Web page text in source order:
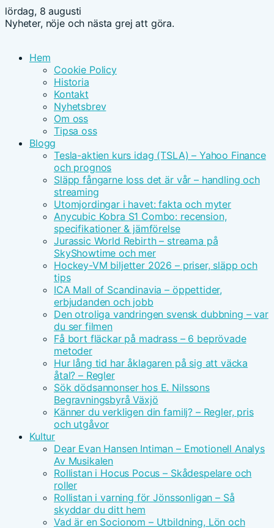
lördag, 8 augusti
Nyheter, nöje och nästa grej att göra.
Hem
Cookie Policy
Historia
Kontakt
Nyhetsbrev
Om oss
Tipsa oss
Blogg
Tesla-aktien kurs idag (TSLA) – Yahoo Finance
och prognos
Släpp fångarne loss det är vår – handling och
streaming
Utomjordingar i havet: fakta och myter
Anycubic Kobra S1 Combo: recension,
specifikationer & jämförelse
Jurassic World Rebirth – streama på
SkyShowtime och mer
Hockey-VM biljetter 2026 – priser, släpp och
tips
ICA Mall of Scandinavia – öppettider,
erbjudanden och jobb
Den otroliga vandringen svensk dubbning – var
du ser filmen
Få bort fläckar på madrass – 6 beprövade
metoder
Hur lång tid har åklagaren på sig att väcka
åtal? – Regler
Sök dödsannonser hos E. Nilssons
Begravningsbyrå Växjö
Känner du verkligen din familj? – Regler, pris
och utgåvor
Kultur
Dear Evan Hansen Intiman – Emotionell Analys
Av Musikalen
Rollistan i Hocus Pocus – Skådespelare och
roller
Rollistan i varning för Jönssonligan – Så
skyddar du ditt hem
Vad är en Socionom – Utbildning, Lön och